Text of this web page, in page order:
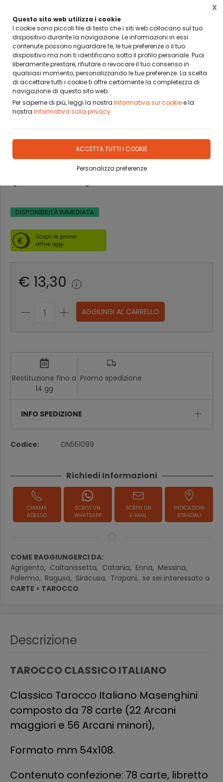
Questo sito web utilizza i cookie
I cookie sono piccoli file di testo che i siti web collocano sul tuo
dispositivo durante la navigazione. Le informazioni in essi
contenute possono riguardare te, le tue preferenze o il tuo
dispositivo ma non ti identificano sotto il profilo personale. Puoi
liberamente prestare, rifiutare o revocare il tuo consenso in
qualsiasi momento, personalizzando le tue preferenze. La scelta
di accettare tutti i cookie ti offre certamente la completezza di
navigazione di questo sito web.
Per saperne di più, leggi la nostra Informativa sui cookiee la
nostra Informativa sulla privacy
ACCETTA TUTTI I COOKIE
Personalizza preferenze
X
DA OGGI PUOI PAGARE CON BANCA SELLA PAY BY LINK
Home Prodotti CARTE TAROCCO
CARTE MASENGHINI
TAROCCO ITALIANO
DISPONIBILITÀ IMMEDIATA
Scopri le promo
attive oggi
€ 13,30
AGGIUNGI AL CARRELLO
Restituzione fino a
14 gg
Promo spedizione
INFO SPEDIZIONE
Codice: DN551099
Richiedi Informazioni
CHIAMA
ADESSO
SCRIVI UN
WHATSAPP
SCRIVI UN
E-MAIL
INDICAZIONI
STRADALI
COME RAGGIUNGERCI DA:
Agrigento, Caltanissetta, Catania, Enna, Messina,
Palermo, Ragusa, Siracusa, Trapani, se sei interessato a
CARTE > TAROCCO.
Descrizione
TAROCCO CLASSICO ITALIANO
Classico Tarocco Italiano Masenghini
composto da 78 carte (22 Arcani
maggiori e 56 Arcani minori),
Formato mm 54x108.
Contenuto confezione: 78 carte, libretto